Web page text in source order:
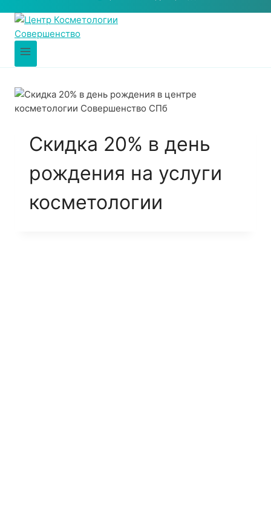
Скидка 20% в день
рождения на услуги
косметологии